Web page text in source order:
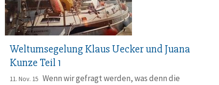
Weltumsegelung Klaus Uecker und Juana
Kunze Teil 1
11. Nov. 15 Wenn wir gefragt werden, was denn die